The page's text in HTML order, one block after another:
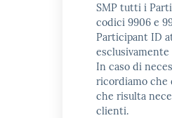
SMP tutti i
codici 9906 e
Participant ID
esclusivamente
In caso di
ricordiamo che
che risulta
clienti.